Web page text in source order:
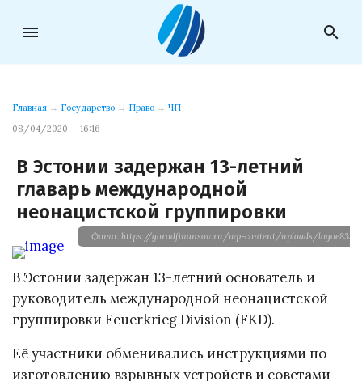
menu search
Главная → Государство → Право → ЧП
08/04/2020 — 16:16
В Эстонии задержан 13-летний
главарь международной
неонацистской группировки
Фото: https://gorodfinansov.ru/wp-content/uploads/
В Эстонии задержан 13-летний основатель и
руководитель международной неонацистской
группировки Feuerkrieg Division (FKD).
Её участники обменивались инструкциями по
изготовлению взрывных устройств и советами